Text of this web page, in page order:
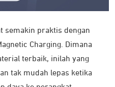
semakin praktis dengan
Charging. Dimana
terbaik, inilah yang
tak mudah lepas ketika
daya ke perangkat
yang mungkin Anda sukai.